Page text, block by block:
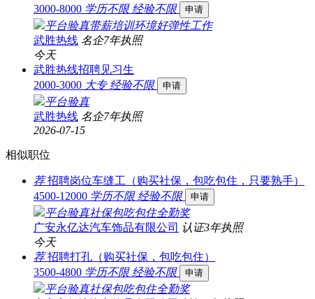
3000-8000 学历不限 经验不限 申请
平台验真带薪培训环境好弹性工作
武胜热线 名企7年执照
今天
武胜热线招聘见习生
2000-3000 大专 经验不限 申请
平台验真
武胜热线 名企7年执照
2026-07-15
相似职位
荐 招聘岗位车缝工（购买社保，包吃包住，只要熟手）
4500-12000 学历不限 经验不限 申请
平台验真社保包吃包住全勤奖
广安永亿达汽车饰品有限公司 认证3年执照
今天
荐 招聘打孔（购买社保，包吃包住）
3500-4800 学历不限 经验不限 申请
平台验真社保包吃包住全勤奖